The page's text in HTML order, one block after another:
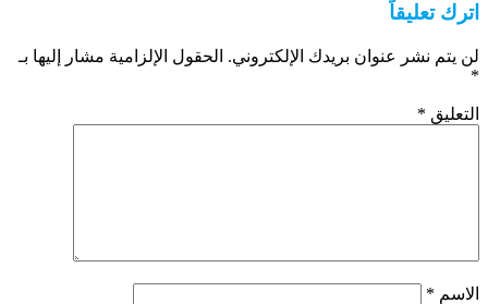
اترك تعليقاً
لن يتم نشر عنوان بريدك الإلكتروني. الحقول الإلزامية مشار إليها بـ
*
التعليق *
الاسم *